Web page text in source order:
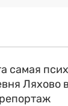
самая
Ляхово